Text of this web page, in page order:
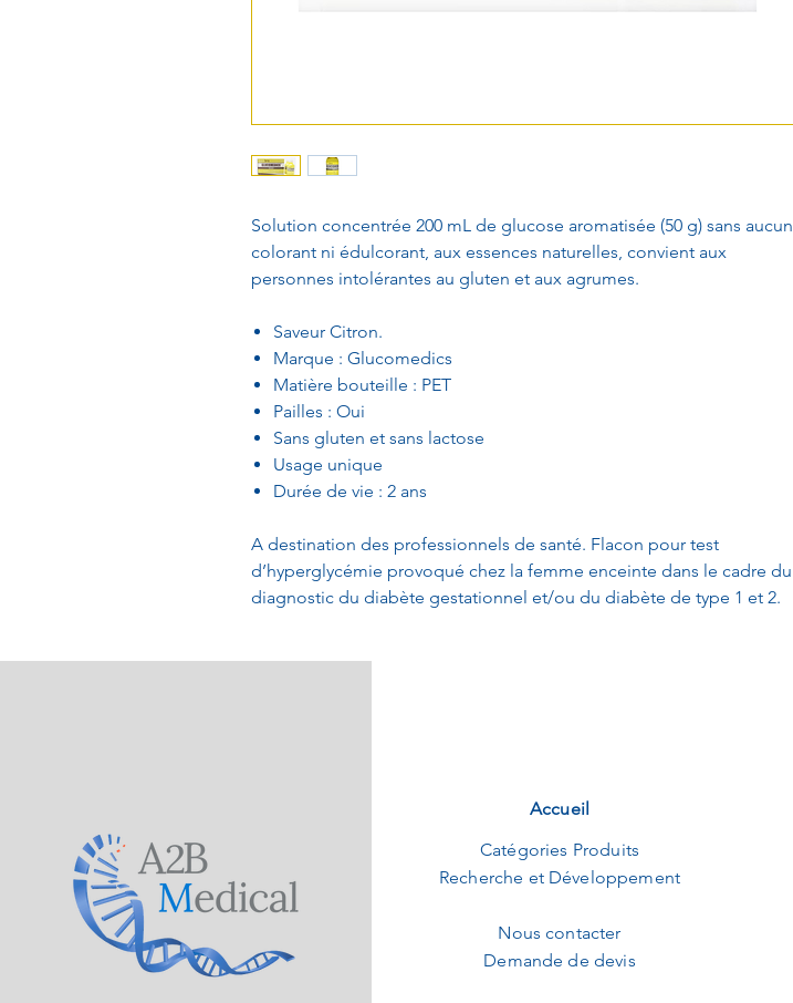
Solution concentrée 200 mL de glucose aromatisée (50 g) sans aucun
colorant ni édulcorant, aux essences naturelles, convient aux
personnes intolérantes au gluten et aux agrumes.
Saveur Citron.
Marque : Glucomedics
Matière bouteille : PET
Pailles : Oui
Sans gluten et sans lactose
Usage unique
Durée de vie : 2 ans
A destination des professionnels de santé. Flacon pour test
d’hyperglycémie provoqué chez la femme enceinte dans le cadre du
diagnostic du diabète gestationnel et/ou du diabète de type 1 et 2.
Accueil
Catégories Produits
Recherche et Développement
Nous contacter
Demande de devis